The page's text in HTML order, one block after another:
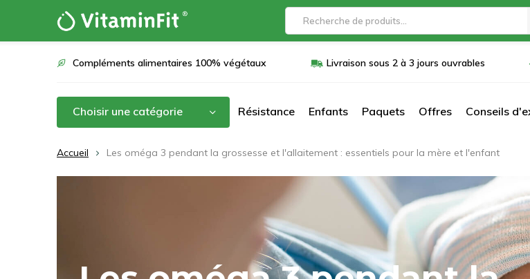
Compléments alimentaires 100% végétaux Livraison sous 2 à 3 jours ouvrables
Choisir une catégorie Résistance Enfants Paquets Offres Conseils
Accueil Les oméga 3 pendant la grossesse et l'allaitement : essentiels pour la mère et l'enfant